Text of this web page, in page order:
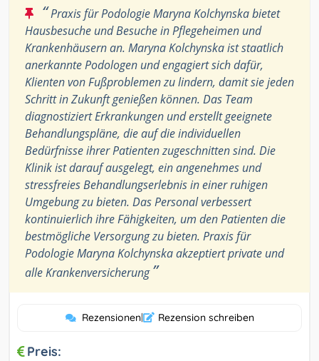
“Praxis für Podologie Maryna Kolchynska bietet
Hausbesuche und Besuche in Pflegeheimen und
Krankenhäusern an. Maryna Kolchynska ist staatlich
anerkannte Podologen und engagiert sich dafür,
Klienten von Fußproblemen zu lindern, damit sie jeden
Schritt in Zukunft genießen können. Das Team
diagnostiziert Erkrankungen und erstellt geeignete
Behandlungspläne, die auf die individuellen
Bedürfnisse ihrer Patienten zugeschnitten sind. Die
Klinik ist darauf ausgelegt, ein angenehmes und
stressfreies Behandlungserlebnis in einer ruhigen
Umgebung zu bieten. Das Personal verbessert
kontinuierlich ihre Fähigkeiten, um den Patienten die
bestmögliche Versorgung zu bieten. Praxis für
Podologie Maryna Kolchynska akzeptiert private und
alle Krankenversicherung”
Rezensionen| Rezension schreiben
Preis: